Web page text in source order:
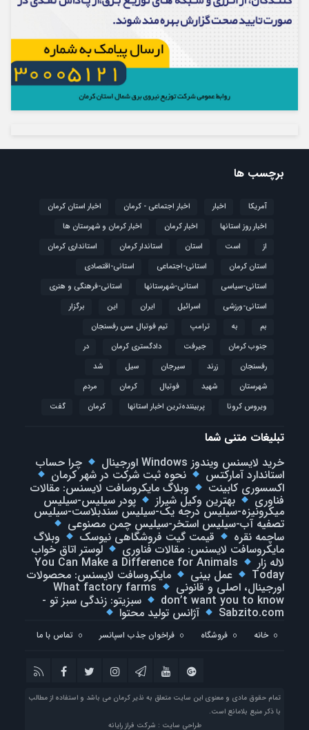
برچسب ها
آمریکا اخبار اخبار اجتماعی - کرمان
اخبار استان کرمان
اخبار روز استانها
اخبار کرمان
اخبار کرمان و شهرستان ها
از
است استان استاندار کرمان
استانداری کرمان
استان کرمان
استانی-اجتماعی
استانی-اقتصادی
استانی-سیاسی
استانی-شهرستانها
استانی-فرهنگی و هنری
استانی-ورزشی
اسرائیل ایران این
برگزار
بم
به ترامپ
تیم فوتبال مس رفسنجان
جنوب کرمان
جیرفت دادگستری کرمان
در
رفسنجان
زرند سیرجان سیل
شد
شهرستان
شهید فوتبال كرمان
مردم
ویروس کرونا
پربیننده‌ترین اخبار استانها کرمان گفت
تبلیغات متنی شما
خرید لایسنس ویندوز Windows اورجینال
چرا حساب
استاندارد آمارکتس نحوه ثبت شرکت در شهر کرمان
اکسسوری کابینت وبلاگ مایکروسافت لایسنس: مقالات
فناوری بهترین وکیل شیراز پودر سیلیس-سیلیس
میکرونیزه-سیلیس درجه یک-سیلیس سندبلاست-سیلیس
تصفیه آب-سیلیس استخر-سیلیس چمن مصنوعی
ساچمه نقره قیمت گیت فروشگاهی نیوسک وبلاگ
مایکروسافت لایسنس: مقالات فناوری لوستر اتاق خواب
لاله زار You Can Make a Difference for Animals
Today عمل بینی مایکروسافت لایسنس: محصولات
اورجینال، اصلی و قانونی What factory farms
don’t want you to know سبزیتو: زندگی سبز تو -
Sabzito.com آژانس تولید محتوا
خانه فروشگاه فراخوان جذب اسپانسر تماس با ما
تمام حقوق مادی و معنوی این سایت متعلق به نذیر کرمان می باشد و استفاده از مطالب
با ذکر منبع بلامانع است.
طراحی سایت : شرکت فراز رایانه